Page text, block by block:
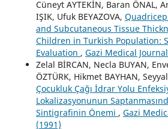
Cüneyt AYTEKİN, Baran ÖNAL,
IŞIK, Ufuk BEYAZOVA,
and Subcutaneous Tissue
Children in Turkish Population:
Evaluation , Gazi Medical
Zelal BİRCAN, Necla BUYAN,
ÖZTÜRK, Hikmet BAYHAN,
Çocukluk Çağı İdrar Yolu
Lokalizasyonunun
Sintigrafinin Önemi , Gazi
(1991)